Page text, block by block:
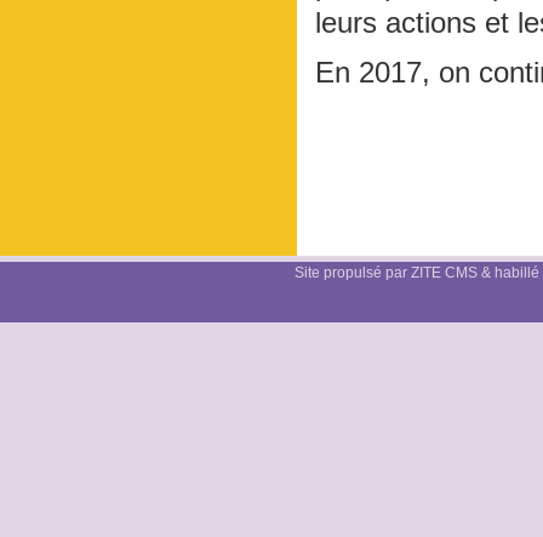
leurs actions et
En 2017, on
Site propulsé par ZITE CMS &